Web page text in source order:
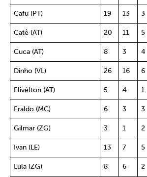
Cafu (PT) 19 13 3
Catê (AT) 20 11 5
Cuca (AT) 8 3 4
Dinho (VL) 26 16 6
Elivélton (AT) 5 4 1
Eraldo (MC) 6 3 3
Gilmar (ZG) 3 1 2
Ivan (LE) 13 7 5
Lula (ZG) 8 6 2